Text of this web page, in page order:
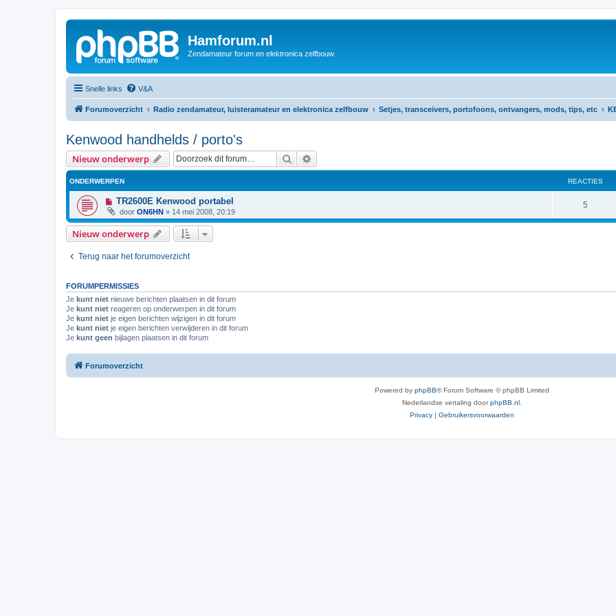
Hamforum.nl
Zendamateur forum en elektronica zelfbouw
Snelle links V&A
Forumoverzicht Radio zendamateur, luisteramateur en elektronica zelfbouw Setjes, transceivers, portofoons, ontvangers, mods, tips, etc
Kenwood handhelds / porto's
Nieuw onderwerp Zoek
ONDERWERPEN REACTIES
TR2600E Kenwood portabel
door ON6HN » 14 mei 2008, 20:19
5R
e
i
Nieuw onderwerp
Terug naar het forumoverzicht
FORUMPERMISSIES
Je kunt niet nieuwe berichten plaatsen in dit forum
Je kunt niet reageren op onderwerpen in dit forum
Je kunt niet je eigen berichten wijzigen in dit forum
Je kunt niet je eigen berichten verwijderen in dit forum
Je kunt geen bijlagen plaatsen in dit forum
Forumoverzicht
Powered by phpBB® Forum Software © phpBB Limited
Nederlandse vertaling doorphpBB.nl
Privacy | Gebruikersvoorwaarden